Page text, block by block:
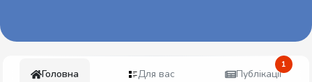
Головна Для вас Публікації
1